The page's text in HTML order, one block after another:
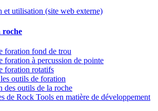
et utilisation (site web externe)
roche
foration fond de trou
foration à percussion de pointe
foration rotatifs
outils de foration
des outils de la roche
de Rock Tools en matière de développement